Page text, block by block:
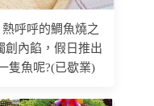
呼呼的鯛魚燒之
創內餡，假日推出
隻魚呢?(已歇業)